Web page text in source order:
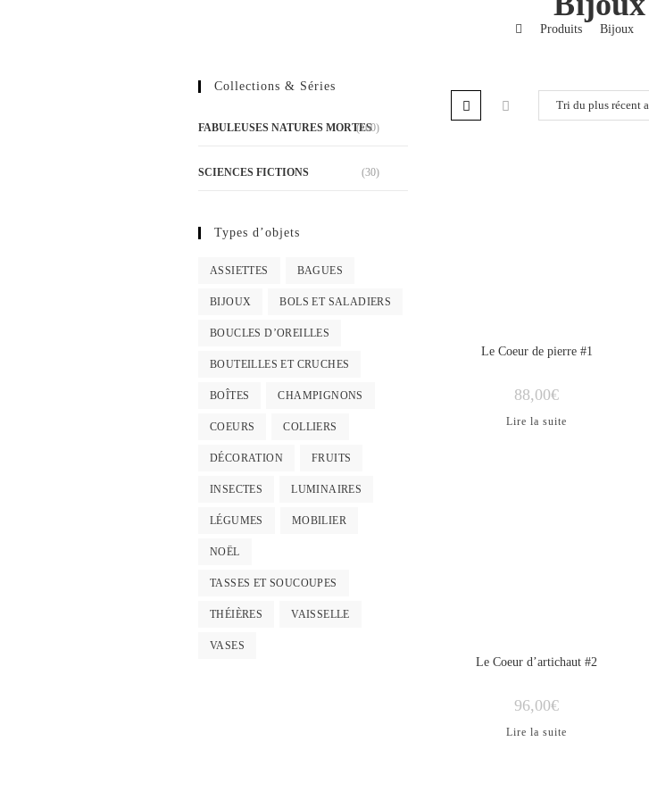
Produits Bijoux
Collections & Séries
FABULEUSES NATURES MORTES
(160)
SCIENCES FICTIONS (30)
Types d’objets
ASSIETTES BAGUES
BIJOUX BOLS ET SALADIERS
BOUCLES D’OREILLES
BOUTEILLES ET CRUCHES
BOÎTES CHAMPIGNONS
COEURS COLLIERS
DÉCORATION FRUITS
INSECTES LUMINAIRES
LÉGUMES MOBILIER
NOËL
TASSES ET SOUCOUPES
THÉIÈRES VAISSELLE
VASES
Le Coeur de pierre #1
88,00€
Lire la suite
Le Coeur d’artichaut #2
96,00€
Lire la suite